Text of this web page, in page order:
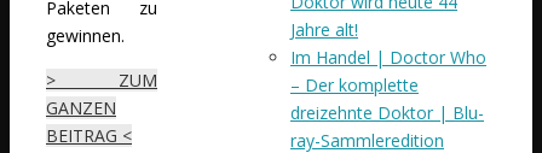
Paketen zu
gewinnen.
> ZUM
GANZEN
BEITRAG <
Jahre alt!
Im Handel | Doctor Who
– Der komplette
dreizehnte Doktor | Blu-
ray-Sammleredition